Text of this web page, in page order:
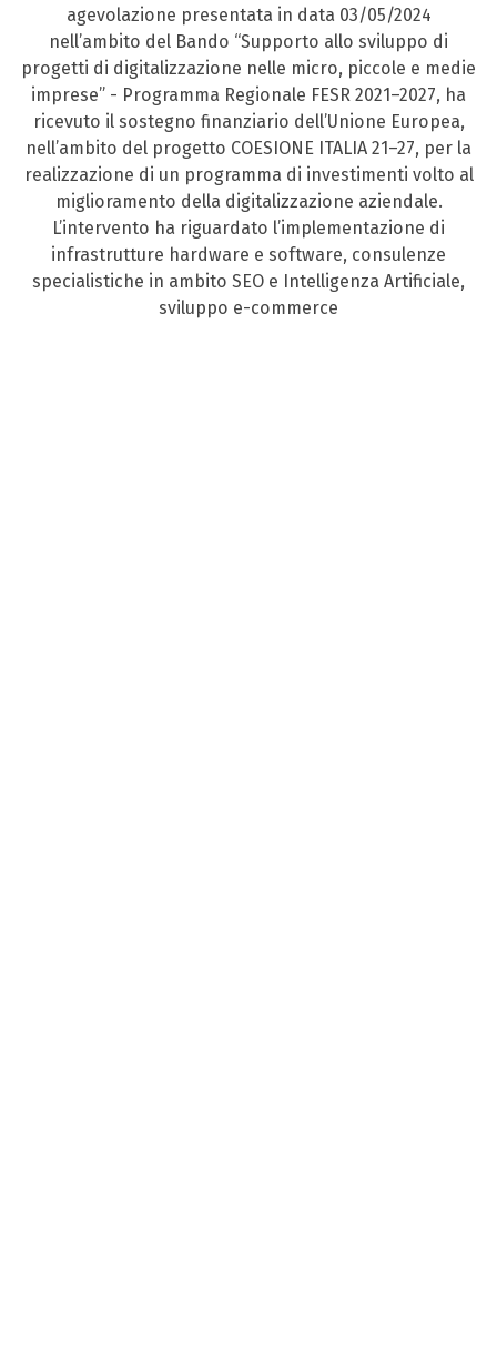
agevolazione presentata in data 03/05/2024
nell’ambito del Bando “Supporto allo sviluppo di
progetti di digitalizzazione nelle micro, piccole e medie
imprese” - Programma Regionale FESR 2021–2027, ha
ricevuto il sostegno finanziario dell’Unione Europea,
nell’ambito del progetto COESIONE ITALIA 21–27, per la
realizzazione di un programma di investimenti volto al
miglioramento della digitalizzazione aziendale.
L’intervento ha riguardato l’implementazione di
infrastrutture hardware e software, consulenze
specialistiche in ambito SEO e Intelligenza Artificiale,
sviluppo e-commerce